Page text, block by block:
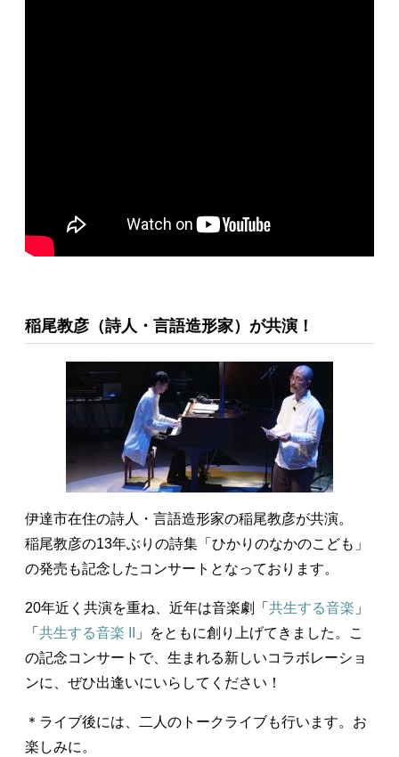
稲尾教彦（詩人・言語造形家）が共演！
伊達市在住の詩人・言語造形家の稲尾教彦が共演。
稲尾教彦の13年ぶりの詩集「ひかりのなかのこども」
の発売も記念したコンサートとなっております。
20年近く共演を重ね、近年は音楽劇「 共生する音楽 」
「 共生する音楽 II
」をともに創り上げてきました。こ
の記念コンサートで、生まれる新しいコラボレーショ
ンに、ぜひ出逢いにいらしてください！
＊ライブ後には、二人のトークライブも行います。お
楽しみに。